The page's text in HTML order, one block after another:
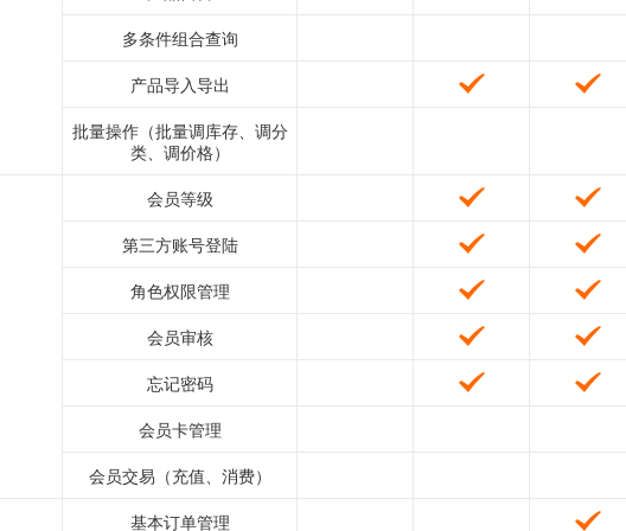
多条件组合查询
产品导入导出
批量操作（批量调库存、调分
类、调价格）
会员等级
第三方账号登陆
角色权限管理
会员审核
忘记密码
会员卡管理
会员交易（充值、消费）
基本订单管理